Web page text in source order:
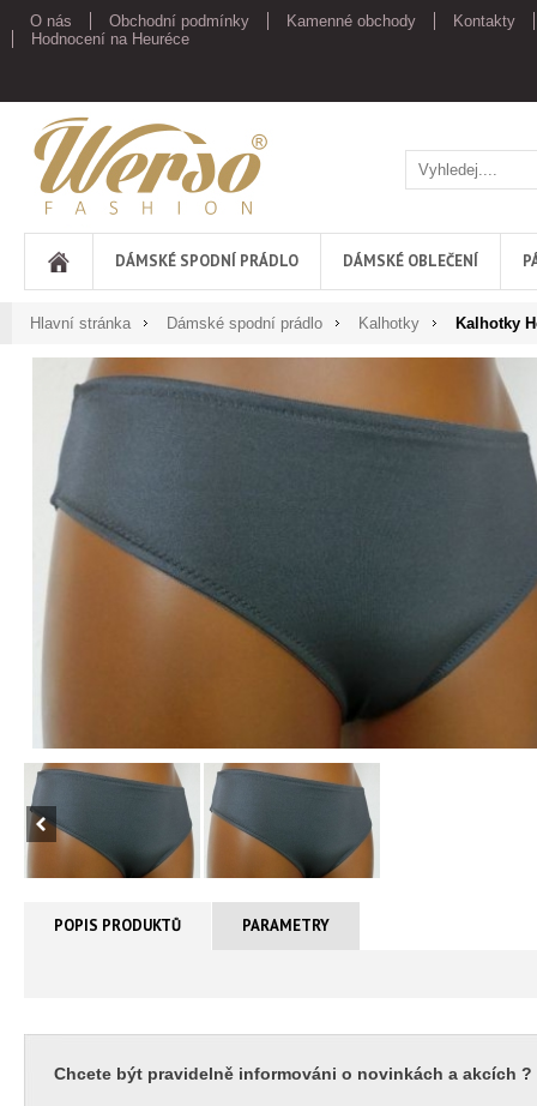
O nás Obchodní podmínky Kamenné obchody
Kontakty
Hodnocení na Heuréce
Werso
DÁMSKÉ SPODNÍ PRÁDLO DÁMSKÉ OBLEČENÍ
Hlavní stránka Dámské spodní prádlo Kalhotky Kalhotky
POPIS PRODUKTŮ PARAMETRY
Chcete být pravidelně informováni o novinkách a akcích ?